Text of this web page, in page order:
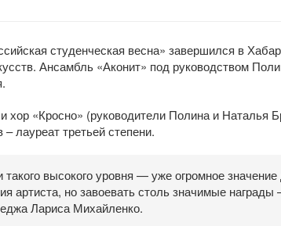
студенческая весна» завершился в
Ансамбль «Аконит» под руководством
хор «Кросно» (руководители Полина и Наталья
лауреат третьей степени.
высокого уровня — уже огромное значение
артиста, но завоевать столь значимые
Лариса Михайленко.